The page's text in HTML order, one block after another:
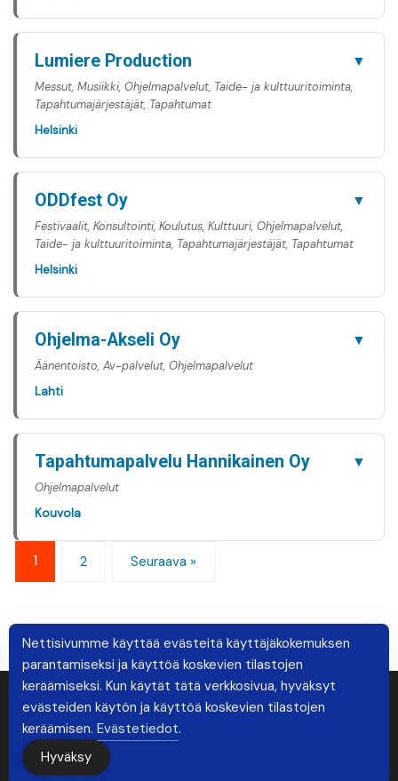
Lumiere Production ▼
Messut, Musiikki, Ohjelmapalvelut, Taide- ja kulttuuritoiminta,
Tapahtumajärjestäjät, Tapahtumat
Helsinki
ODDfest Oy ▼
Festivaalit, Konsultointi, Koulutus, Kulttuuri, Ohjelmapalvelut,
Taide- ja kulttuuritoiminta, Tapahtumajärjestäjät, Tapahtumat
Helsinki
Ohjelma-Akseli Oy ▼
Äänentoisto, Av-palvelut, Ohjelmapalvelut
Lahti
Tapahtumapalvelu Hannikainen Oy ▼
Ohjelmapalvelut
Kouvola
1 2 Seuraava »
Copyright © 2026 Tapahtumaviesti. All rights reserved.
Nettisivumme käyttää evästeitä käyttäjäkokemuksen
parantamiseksi ja käyttöä koskevien tilastojen
keräämiseksi. Kun käytät tätä verkkosivua, hyväksyt
evästeiden käytön ja käyttöä koskevien tilastojen
keräämisen. Evästetiedot.
Hyväksy